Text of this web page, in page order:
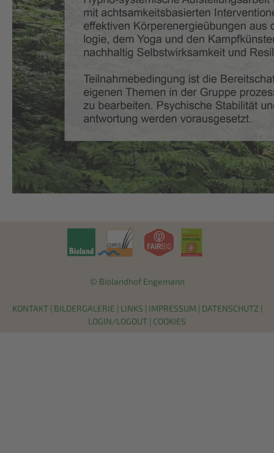
© Biolandhof Engemann
KONTAKT| BILDERGALERIE | LINKS | IMPRESSUM | DATENSCHUTZ |
LOGIN/LOGOUT | COOKIES